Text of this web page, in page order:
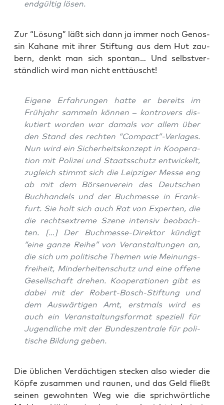
end­gül­tig lösen.
Zur “Lösung” läßt sich dann ja immer noch Genos­
sin Kaha­ne mit ihrer Stif­tung aus dem Hut zau­
bern, denkt man sich spon­tan… Und selbst­ver­
ständ­lich wird man nicht enttäuscht!
Eige­ne Erfah­run­gen hat­te er bereits im
Früh­jahr sam­meln kön­nen – kon­tro­vers dis­
ku­tiert wor­den war damals vor allem über
den Stand des rech­ten “Compact”-Verlages.
Nun wird ein Sicher­heits­kon­zept in Koope­ra­
ti­on mit Poli­zei und Staats­schutz ent­wi­ckelt,
zugleich stimmt sich die Leip­zi­ger Mes­se eng
ab mit dem Bör­sen­ver­ein des Deut­schen
Buch­han­dels und der Buch­mes­se in Frank­
furt. Sie holt sich auch Rat von Exper­ten, die
die rechts­extre­me Sze­ne inten­siv beob­ach­
ten. […] Der Buch­mes­se-Direk­tor kün­digt
“eine gan­ze Rei­he” von Ver­an­stal­tun­gen an,
die sich um poli­ti­sche The­men wie Mei­nungs­
frei­heit, Min­der­hei­ten­schutz und eine offe­ne
Gesell­schaft dre­hen. Koope­ra­tio­nen gibt es
dabei mit der Robert-Bosch-Stif­tung und
dem Aus­wär­ti­gen Amt, erst­mals wird es
auch ein Ver­an­stal­tungs­for­mat spe­zi­ell für
Jugend­li­che mit der Bun­des­zen­tra­le für poli­
ti­sche Bil­dung geben.
Die übli­chen Ver­däch­ti­gen ste­cken also wie­der die
Köp­fe zusam­men und rau­nen, und das Geld fließt
sei­nen gewohn­ten Weg wie die sprich­wört­li­che